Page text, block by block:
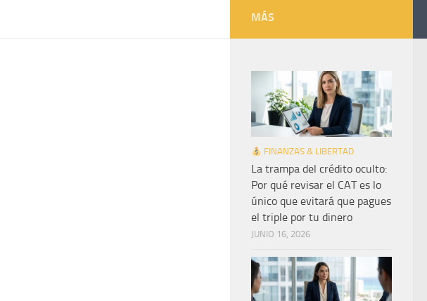
MÁS
FINANZAS & LIBERTAD
La trampa del crédito oculto:
Por qué revisar el CAT es lo
único que evitará que pagues
el triple por tu dinero
JUNIO 16, 2026